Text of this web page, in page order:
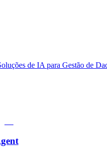
de IA para Gestão de